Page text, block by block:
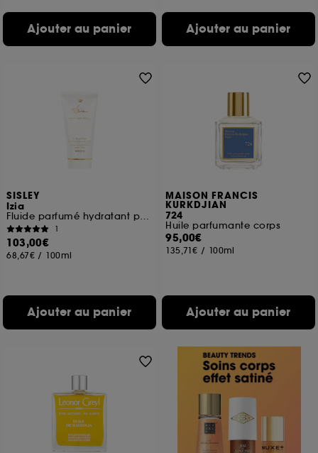
Ajouter au panier Ajouter au panier
SISLEY
Izia
Fluide parfumé hydratant pour le corps
1
103,00€
68,67€ / 100ml
Ajouter au panier
MAISON FRANCIS
KURKDJIAN
724
Huile parfumante corps
95,00€
135,71€ / 100ml
Ajouter au panier